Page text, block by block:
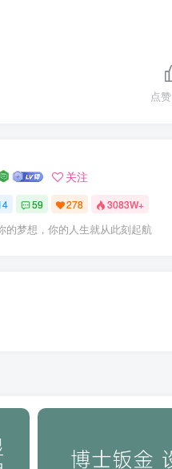
点赞
关注
59 278 3083W+
的梦想，你的人生就从此刻起航